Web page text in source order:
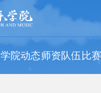
学院动态师资队伍 比